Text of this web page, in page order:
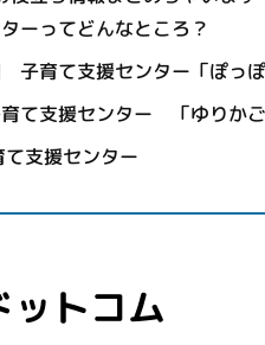
ーってどんなところ？
子育て支援センター「ぽっぽ
て支援センター 「ゆりかご
支援センター
ットコム